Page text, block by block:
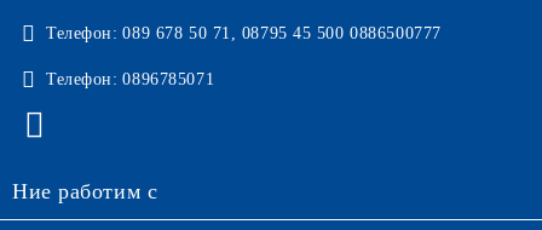
Телефон: 089 678 50 71, 08795 45 500 0886500777
Телефон: 0896785071
Ние работим с